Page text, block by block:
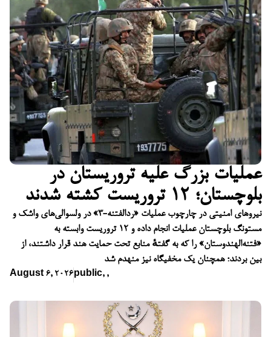
عملیات بزرگ علیه تروریستان در
بلوچستان؛ ۱۲ تروریست کشته شدند
نیروهای امنیتی در چارچوب عملیات «ردالفتنه-۳» در ولسوالی‌های واشک و
مستونگ بلوچستان عملیات انجام داده و ۱۲ تروریست وابسته به
«فتنه‌الهندوستان» را که به گفتهٔ منابع تحت حمایت هند قرار داشتند، از
بین بردند؛ همچنان یک مخفیگاه نیز منهدم شد
August 6, 2026 public, ,